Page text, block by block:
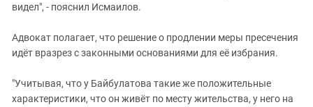
видел", - пояснил Исмаилов.
Адвокат полагает, что решение о продлении меры пресечения
идёт вразрез с законными основаниями для её избрания.
"Учитывая, что у Байбулатова такие же положительные
характеристики, что он живёт по месту жительства, у него на